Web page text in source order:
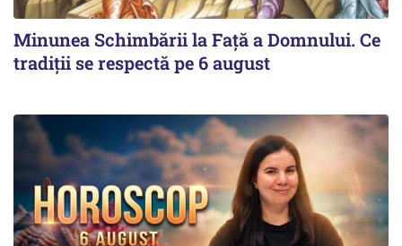
Minunea Schimbării la Față a Domnului. Ce
tradiții se respectă pe 6 august